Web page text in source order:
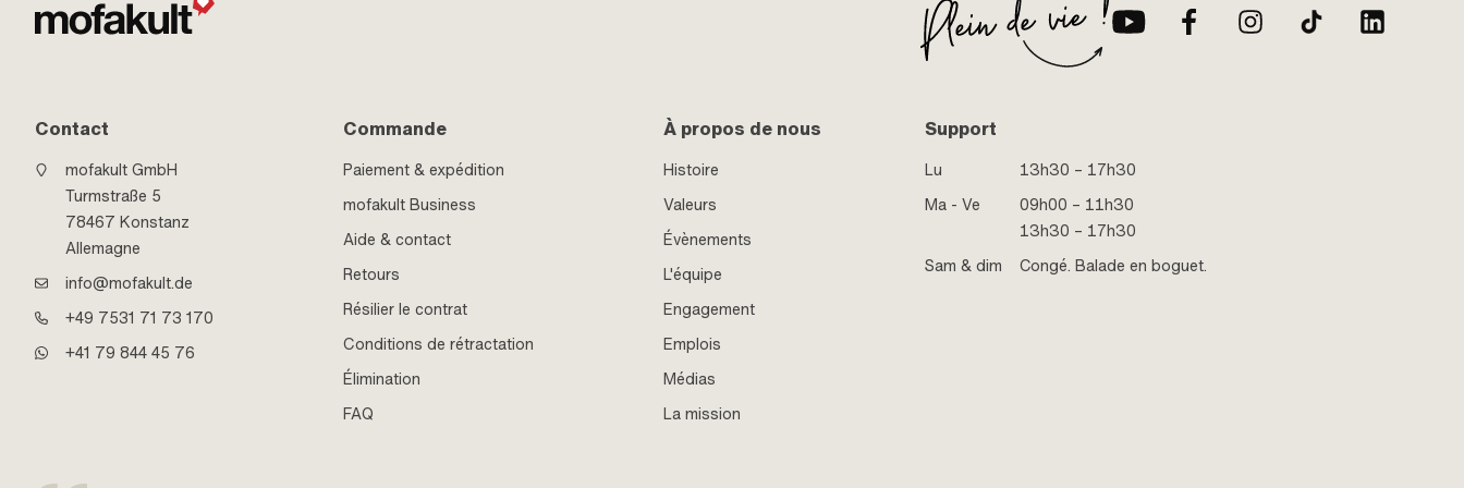
Contact
mofakult GmbH
Turmstraße 5
78467 Konstanz
Allemagne
info@mofakult.de
+49 7531 71 73 170
+41 79 844 45 76
Commande
Paiement & expédition
mofakult Business
Aide & contact
Retours
Résilier le contrat
Conditions de rétractation
Élimination
FAQ
À propos de nous
Histoire
Valeurs
Évènements
L'équipe
Engagement
Emplois
Médias
La mission
Support
Lu
13h30 – 17h30
Ma - Ve
09h00 – 11h30
13h30 – 17h30
Sam & dim
Congé. Balade en boguet.